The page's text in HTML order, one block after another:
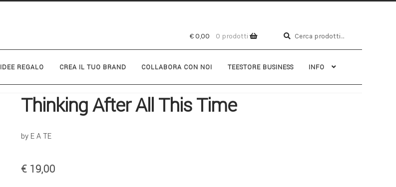
Cerca
€0,00 0 prodotti
IDEE REGALO CREA IL TUO BRAND COLLABORA CON NOI TEESTORE BUSINESS INFO
Thinking After All This Time
by E A TE
€19,00